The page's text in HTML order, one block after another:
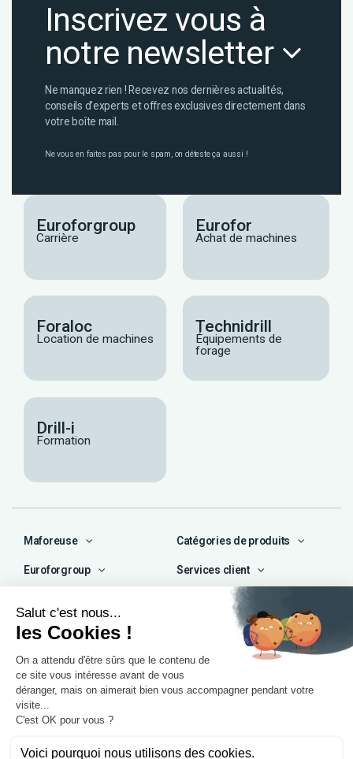
Inscrivez vous à
notre newsletter
Ne manquez rien ! Recevez nos dernières actualités,
conseils d’experts et offres exclusives directement dans
votre boîte mail.
Ne vous en faites pas pour le spam, on déteste ça aussi !
Euroforgroup
Carrière
Eurofor
Achat de machines
Foraloc
Location de machines
Technidrill
Équipements de
forage
Drill-i
Formation
Maforeuse Catégories de produits
Euroforgroup Services client
contact@maforeuse.com
Siège social et atelier
Chassieu (69)
55 rue Ampère
91250 Tigery